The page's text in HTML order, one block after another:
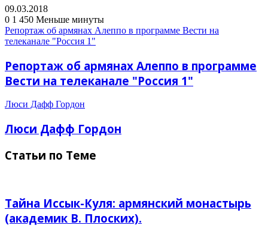
09.03.2018
0 1 450 Меньше минуты
Репортаж об армянах Алеппо в программе Вести на
телеканале "Россия 1"
Репортаж об армянах Алеппо в программе
Вести на телеканале "Россия 1"
Люси Дафф Гордон
Люси Дафф Гордон
Статьи по Теме
Тайна Иссык-Куля: армянский монастырь
(академик В. Плоских).